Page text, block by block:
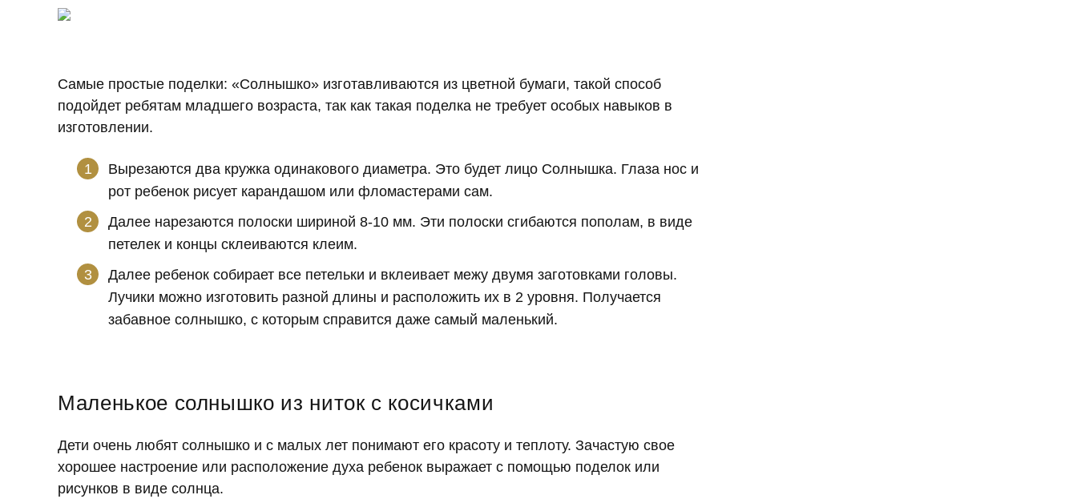
Самые простые поделки: «Солнышко» изготавливаются из цветной бумаги, такой способ
подойдет ребятам младшего возраста, так как такая поделка не требует особых навыков в
изготовлении.
Вырезаются два кружка одинакового диаметра. Это будет лицо Солнышка. Глаза нос и
рот ребенок рисует карандашом или фломастерами сам.
Далее нарезаются полоски шириной 8-10 мм. Эти полоски сгибаются пополам, в виде
петелек и концы склеиваются клеим.
Далее ребенок собирает все петельки и вклеивает межу двумя заготовками головы.
Лучики можно изготовить разной длины и расположить их в 2 уровня. Получается
забавное солнышко, с которым справится даже самый маленький.
Маленькое солнышко из ниток с косичками
Дети очень любят солнышко и с малых лет понимают его красоту и теплоту. Зачастую свое
хорошее настроение или расположение духа ребенок выражает с помощью поделок или
рисунков в виде солнца.